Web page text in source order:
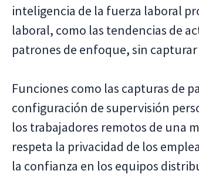
inteligencia de la fuerza laboral
laboral, como las tendencias de
patrones de enfoque, sin
Funciones como las capturas de
configuración de supervisión
los trabajadores remotos de una
respeta la privacidad de los
la confianza en los equipos